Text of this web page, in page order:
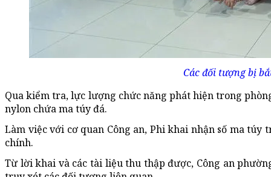
Các đối tượng bị
Qua kiểm tra, lực lượng chức năng phát hiện trong
nylon chứa ma túy đá.
Làm việc với cơ quan Công an, Phi khai nhận số ma
chính.
Từ lời khai và các tài liệu thu thập được, Công an